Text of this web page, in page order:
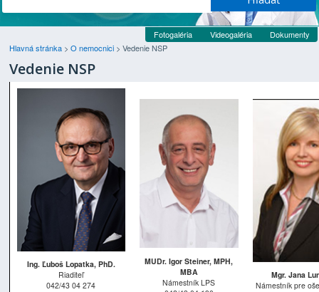
Fotogaléria Videogaléria
Dokumenty
Hlavná stránka > O nemocnici > Vedenie NSP
Vedenie NSP
Ing. Ľuboš Lopatka, PhD.
Riaditeľ
042/43 04 274
MUDr. Igor Steiner, MPH,
MBA
Námestník LPS
Mgr. Jana
Námestník pre